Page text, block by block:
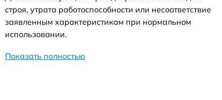
строя, утрата работоспособности или несоответствие
заявленным характеристикам при нормальном
использовании.
Показать полностью